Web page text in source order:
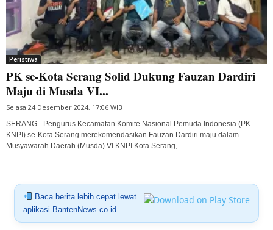
Peristiwa
PK se-Kota Serang Solid Dukung Fauzan Dardiri
Maju di Musda VI...
Selasa 24 Desember 2024, 17:06 WIB
SERANG - Pengurus Kecamatan Komite Nasional Pemuda Indonesia (PK
KNPI) se-Kota Serang merekomendasikan Fauzan Dardiri maju dalam
Musyawarah Daerah (Musda) VI KNPI Kota Serang,...
Baca berita lebih cepat lewat
aplikasi BantenNews.co.id